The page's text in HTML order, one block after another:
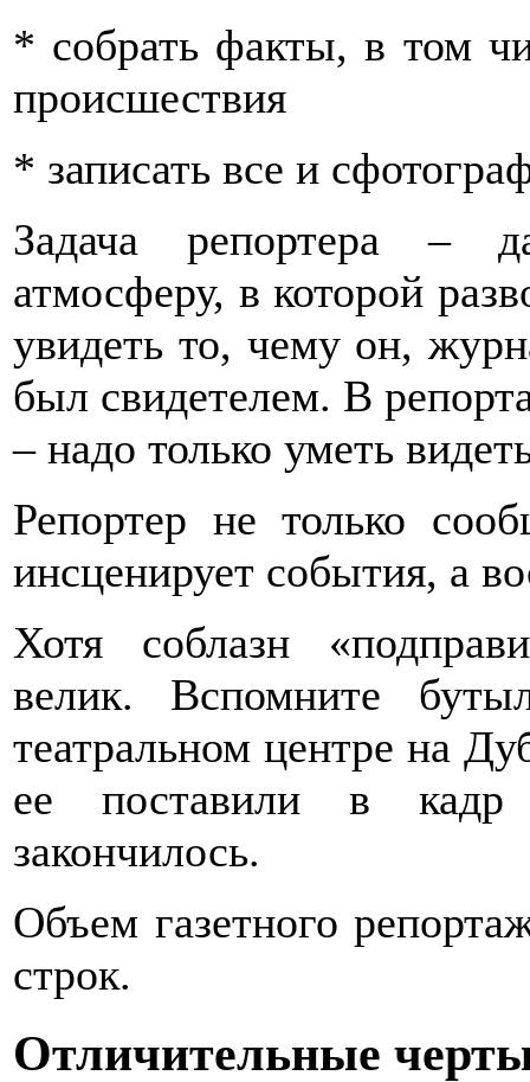
* собрать факты, в том
происшествия
* записать все и
Задача репортера –
атмосферу, в которой
увидеть то, чему он,
был свидетелем. В
– надо только уметь
Репортер не только
инсценирует события, а
Хотя соблазн
велик. Вспомните
театральном центре на
ее поставили в
закончилось.
Объем газетного
строк.
Отличительные